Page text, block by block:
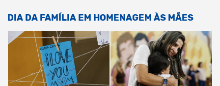
DIA DA FAMÍLIA EM HOMENAGEM ÀS MÃES